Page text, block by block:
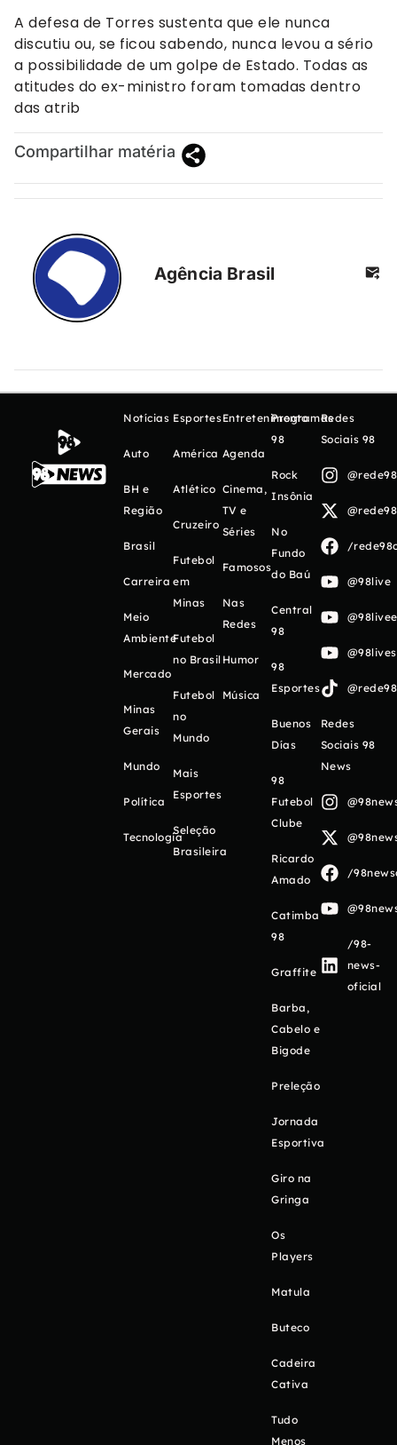
A defesa de Torres sustenta que ele nunca
discutiu ou, se ficou sabendo, nunca levou a sério
a possibilidade de um golpe de Estado. Todas as
atitudes do ex-ministro foram tomadas dentro
das atrib
Compartilhar matéria
Agência Brasil
Notícias
Auto
BH e
Região
Brasil
Carreira
Meio
Ambiente
Mercado
Minas
Gerais
Mundo
Política
Tecnologia
Esportes
América
Atlético
Cruzeiro
Futebol
em
Minas
Futebol
no Brasil
Futebol
no
Mundo
Mais
Esportes
Seleção
Brasileira
Entretenimento
Agenda
Cinema,
TV e
Séries
Famosos
Nas
Redes
Humor
Música
Programas
98
Rock
Insônia
No
Fundo
do Baú
Central
98
98
Esportes
Buenos
Días
98
Futebol
Clube
Ricardo
Amado
Catimba
98
Graffite
Barba,
Cabelo e
Bigode
Preleção
Jornada
Esportiva
Giro na
Gringa
Os
Players
Matula
Buteco
Cadeira
Cativa
Tudo
Menos
Redes
Sociais 98
/
@98live
Redes
Sociais 98
News
/
/98-
news-
oficial